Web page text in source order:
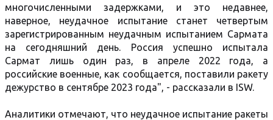
многочисленными задержками, и это недавнее,
наверное, неудачное испытание станет четвертым
зарегистрированным неудачным испытанием Сармата
на сегодняшний день. Россия успешно испытала
Сармат лишь один раз, в апреле 2022 года, а
российские военные, как сообщается, поставили ракету
дежурство в сентябре 2023 года", - рассказали в ISW.
Аналитики отмечают, что неудачное испытание ракеты